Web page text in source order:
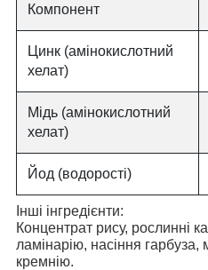
Компонент
Цинк (амінокислотний
хелат)
Мідь (амінокислотний
хелат)
Йод (водорості)
Інші інгредієнти:
Концентрат рису, рослинні
ламінарію, насіння гарбуза,
кремнію.